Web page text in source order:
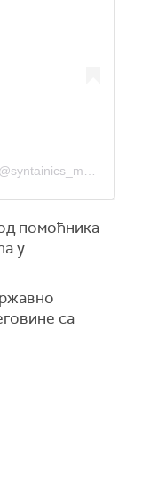
помоћника
у
са